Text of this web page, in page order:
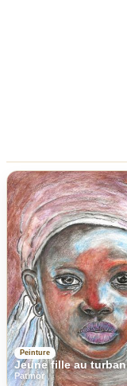
Peinture
Jeune fille au turban
Patmor